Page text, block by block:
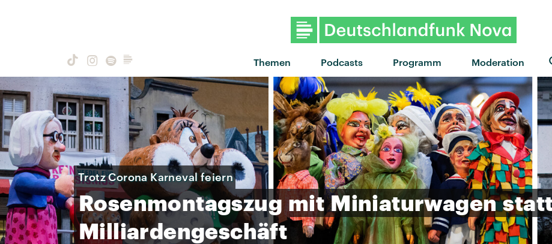
Themen Podcasts Programm Moderation
Trotz Corona Karneval feiern
Rosenmontagszug mit Miniaturwagen
Milliardengeschäft